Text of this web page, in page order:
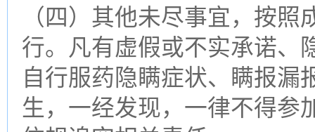
（四）其他未尽事宜，按
行。凡有虚假或不实承诺、
自行服药隐瞒症状、瞒报漏
生，一经发现，一律不得参